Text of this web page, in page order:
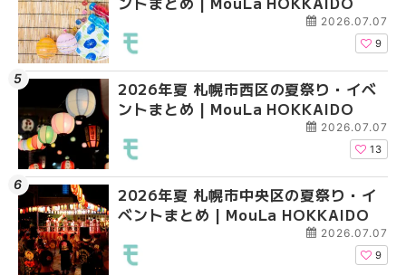
2026.07.07
9
2026年夏 札幌市西区の夏祭り・イベ
ントまとめ | MouLa HOKKAIDO
2026.07.07
13
2026年夏 札幌市中央区の夏祭り・イ
ベントまとめ | MouLa HOKKAIDO
2026.07.07
9
2026年夏 札幌市北区
ントまとめ | MouLa
2026年夏 札幌市清田
ベントまとめ |
2026年夏 札幌市清田
ベントまとめ |
2026年夏 札幌市手稲
ベントまとめ |